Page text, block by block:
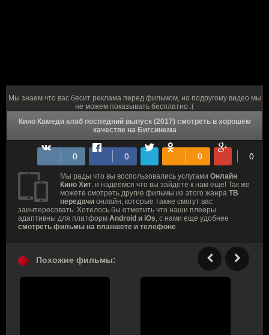
Мы знаем что вас бесит реклама перед фильмом, но подругому видео мы
не можем показывать бесплатно :(
Кино Камеди клаб последний выпуск (2017) смотреть в хорошем
качестве на Бигсинема
Мы рады что вы воспользовались услугами Онлайн
Кино Хит, и надеемся что вы зайдете к нам еще! Так же
можете смотреть другие фильмы из этого жанра ТВ
передачи онлайн, которые также смогут вас
заинтересовать. Хотелось бы отметить что наши плееры
адаптивны для платформ Android и iOs, с нами еще удобнее
смотреть фильмы на планшете и телефоне
Похожие фильмы: